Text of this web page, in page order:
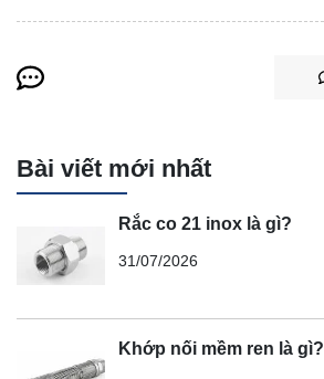
Bài viết mới nhất
Rắc co 21 inox là gì?
31/07/2026
Khớp nối mềm ren là gì?